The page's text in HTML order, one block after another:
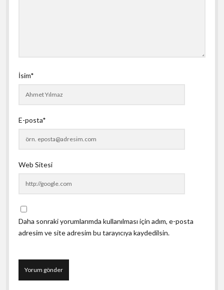
İsim*
E-posta*
Web Sitesi
Daha sonraki yorumlarımda kullanılması için adım, e-posta
adresim ve site adresim bu tarayıcıya kaydedilsin.